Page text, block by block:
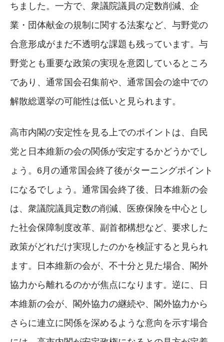
ちました。一方で、衆議院議員の定数削減、企
業・団体献金の規制に関する法案など、与野党の
合意形成がまだ不透明な課題も残っています。与
野党とも重要な政策の実現を意図しているところ
であり、通常国会召集前や、通常国会の途中での
解散総選挙の可能性は低いと見られます。
高市内閣の安定性を見る上でのポイントは、自民
党と日本維新の会の関係が安定するかどうかでし
ょう。6月の通常国会終了後がターニングポイント
になるでしょう。通常国会終了後、日本維新の会
は、衆議院議員定数の削減、医療保険を中心とし
た社会保障制度改革、副首都構想など、要求した
政策がどれだけ実現したのかを検証すると見られ
ます。日本維新の会が、不十分と見た場合、閣外
協力から離れるのかが焦点になります。逆に、日
本維新の会が、閣外協力の継続や、閣外協力から
さらに連立に関係を深めるような意向を示す場合